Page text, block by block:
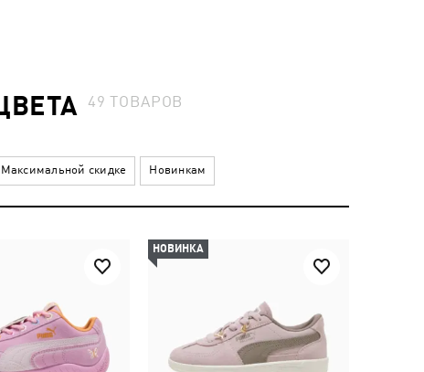
49ТОВАРОВ
Максимальной скидке Новинкам
НОВИНКА